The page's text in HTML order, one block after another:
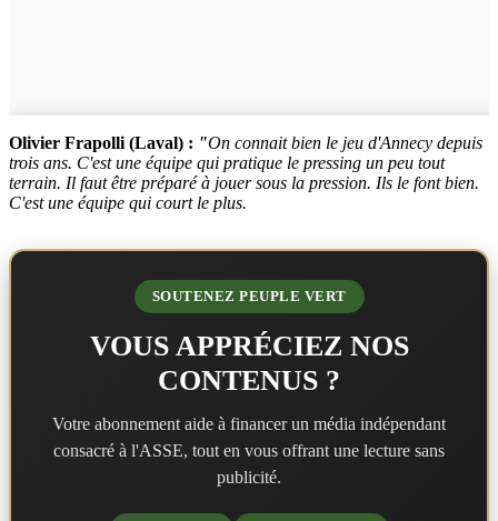
Olivier Frapolli (Laval) : "On connait bien le jeu d'Annecy depuis
trois ans. C'est une équipe qui pratique le pressing un peu tout
terrain. Il faut être préparé à jouer sous la pression. Ils le font bien.
C'est une équipe qui court le plus.
SOUTENEZ PEUPLE VERT
VOUS APPRÉCIEZ NOS
CONTENUS ?
Votre abonnement aide à financer un média indépendant
consacré à l'ASSE, tout en vous offrant une lecture sans
publicité.